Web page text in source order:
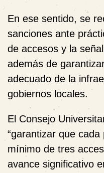
En ese sentido, se
sanciones ante
de accesos y la
además de
adecuado de la
gobiernos locales.
El Consejo
“garantizar que
mínimo de tres
avance significativo